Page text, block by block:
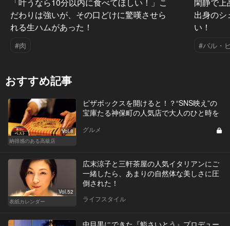
「叶うなら10分以内に食べてほしい！」こ
だわりは強いが、その口どけに驚嘆させら
れる生ハムがあった！
#肉
閑静で上
出身の
い！
#バル・
おすすめ記事
Vol.8
納得感のある高級店
ピザボックスを開けると！？“SNS映え”の
宝庫たる神保町の人気店で大人のひと時を
グルメ
Vol.52
表紙カレンダー
広末涼子と三軒茶屋の人気イタリアンにご
一緒したら、あまりの自然体な美しさに圧
倒された！
ライフスタイル